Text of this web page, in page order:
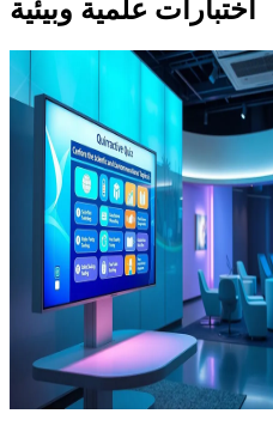
اختبارات علمية وبيئية